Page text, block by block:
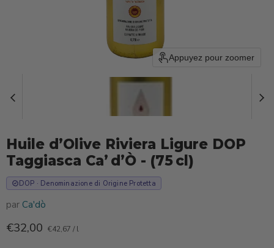
Appuyez pour zoomer
Huile d’Olive Riviera Ligure DOP
Taggiasca Ca’ d’Ò - (75 cl)
DOP · Denominazione di Origine Protetta
par Ca'dò
Prix actuel
€32,00 €42,67 /l